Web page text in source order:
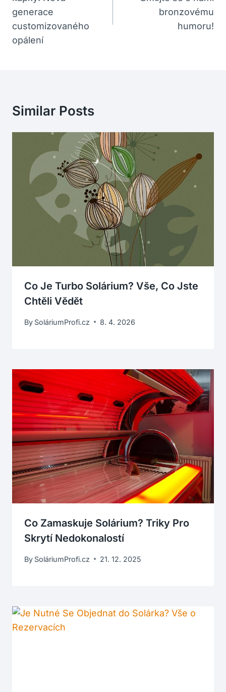
generace
customizovaného
opálení
bronzovému
humoru!
Similar Posts
Co Je Turbo Solárium? Vše, Co Jste
Chtěli Vědět
By SoláriumProfi.cz 8. 4. 2026
Co Zamaskuje Solárium? Triky Pro
Skrytí Nedokonalostí
By SoláriumProfi.cz 21. 12. 2025